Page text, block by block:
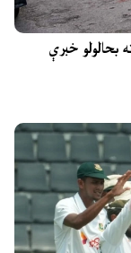
بحالولو خبرې